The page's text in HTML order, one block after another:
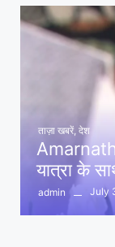
ताज़ा खबरें देश
Amarnath
यात्रा के
admin July